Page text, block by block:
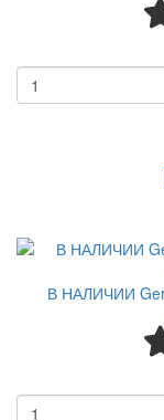
В НАЛИЧИИ